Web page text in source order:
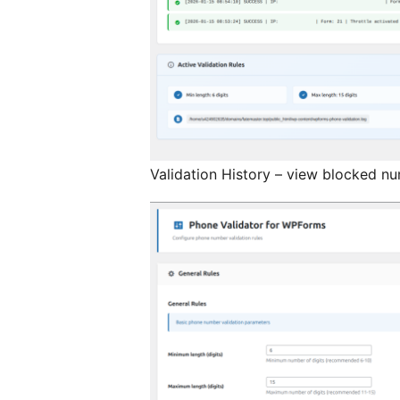
Validation History – view blocked